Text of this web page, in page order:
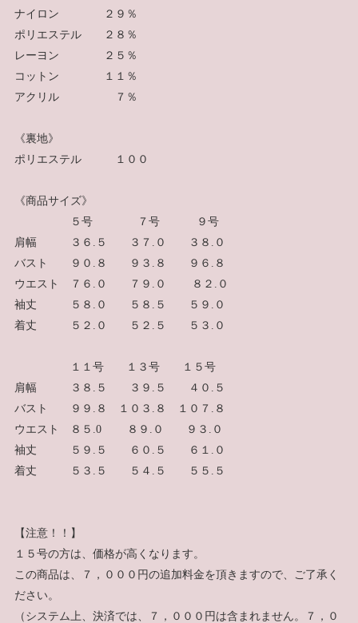
ナイロン ２９％
ポリエステル ２８％
レーヨン ２５％
コットン １１％
アクリル ７％
《裏地》
ポリエステル １００
《商品サイズ》
５号 ７号 ９号
肩幅 ３６.５ ３７.０ ３８.０
バスト ９０.８ ９３.８ ９６.８
ウエスト ７６.０ ７９.０ ８２.０
袖丈 ５８.０ ５８.５ ５９.０
着丈 ５２.０ ５２.５ ５３.０
１１号 １３号 １５号
肩幅 ３８.５ ３９.５ ４０.５
バスト ９９.８ １０３.８ １０７.８
ウエスト ８５.0 ８９.０ ９３.０
袖丈 ５９.５ ６０.５ ６１.０
着丈 ５３.５ ５４.５ ５５.５
【注意！！】
１５号の方は、価格が高くなります。
この商品は、７，０００円の追加料金を頂きますので、ご了承く
ださい。
（システム上、決済では、７，０００円は含まれません。７，０